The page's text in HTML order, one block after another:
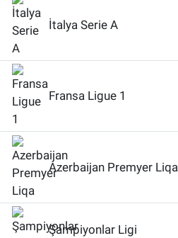
İtalya Serie A
Fransa Ligue 1
Azerbaijan Premyer Liqa
Şampiyonlar Ligi